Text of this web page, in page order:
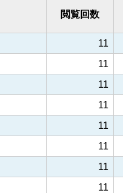
閲覧回数
11
11
11
11
11
11
11
11